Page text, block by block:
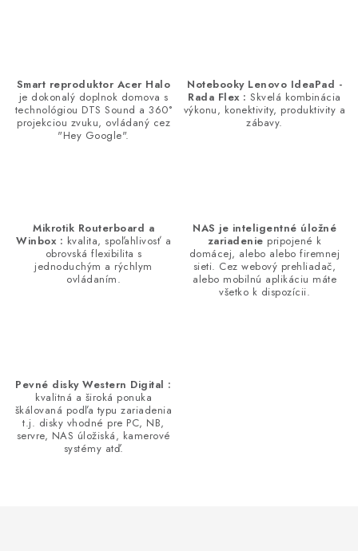
k
Smart reproduktor Acer Halo
je dokonalý doplnok domova s
technológiou DTS Sound a 360°
projekciou zvuku, ovládaný cez
"Hey Google".
Notebooky Lenovo IdeaPad -
Rada Flex : Skvelá kombinácia
výkonu, konektivity, produktivity a
zábavy.
Mikrotik Routerboard a
Winbox : kvalita, spoľahlivosť a
obrovská flexibilita s
jednoduchým a rýchlym
ovládaním.
NAS je inteligentné úložné
zariadenie pripojené k
domácej, alebo alebo firemnej
sieti. Cez webový prehliadač,
alebo mobilnú aplikáciu máte
všetko k dispozícii.
Pevné disky Western Digital :
kvalitná a široká ponuka
škálovaná podľa typu zariadenia
t.j. disky vhodné pre PC, NB,
servre, NAS úložiská, kamerové
systémy atď.